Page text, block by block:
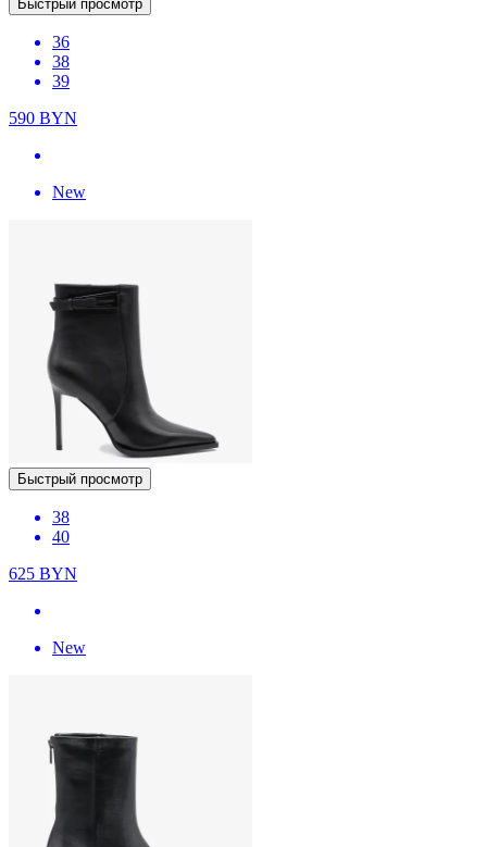
Быстрый просмотр
36
38
39
590 BYN
New
Быстрый просмотр
38
40
625 BYN
New